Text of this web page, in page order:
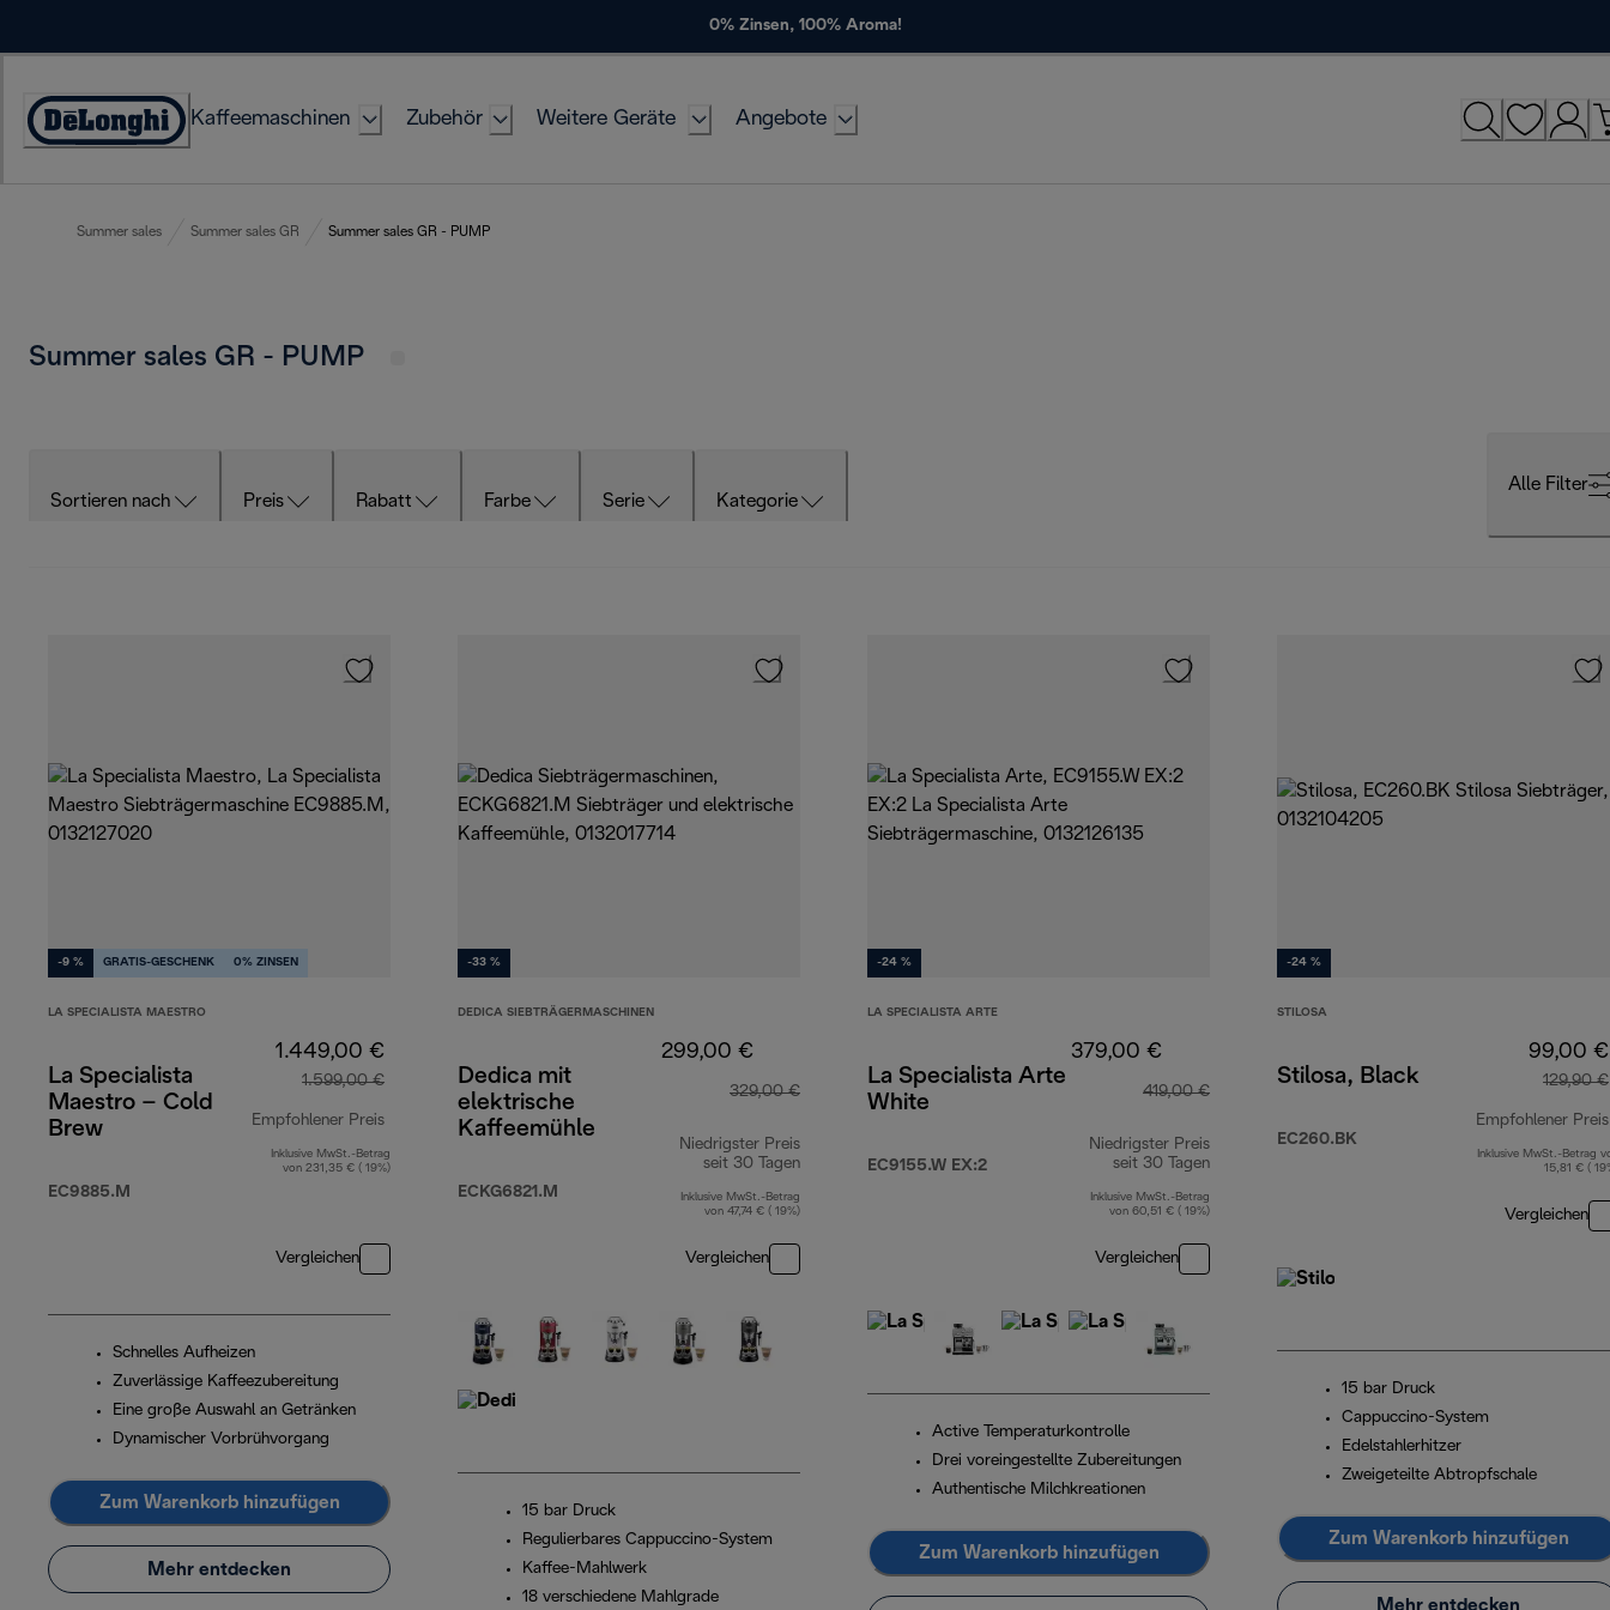
0% Zinsen, 100% Aroma!
Erklärung
Kaffeemaschinen Zubehör Weitere Geräte Angebote
Summer sales Summer sales GR Summer sales GR - PUMP
Summer sales GR - PUMP
Sortieren nach Preis Rabatt Farbe Serie Kategorie
Alle Filter
-9 % GRATIS-GESCHENK 0% ZINSEN
LA SPECIALISTA MAESTRO
La Specialista
Maestro – Cold
Brew
EC9885.M
1.449,00 €
1.599,00 €
Empfohlener Preis
Originalpreis 1.599,00 €
Inklusive MwSt.-Betrag
von 231,35 € ( 19%)
Vergleichen
Schnelles Aufheizen
Zuverlässige Kaffeezubereitung
Eine große Auswahl an Getränken
Dynamischer Vorbrühvorgang
Zum Warenkorb hinzufügen
Mehr entdecken
-33 %
DEDICA SIEBTRÄGERMASCHINEN
Dedica mit
elektrische
Kaffeemühle
ECKG6821.M
299,00 €
329,00 €
Niedrigster Preis
seit 30 Tagen
Inklusive MwSt.-Betrag
von 47,74 € ( 19%)
Vergleichen
15 bar Druck
Regulierbares Cappuccino-System
Kaffee-Mahlwerk
18 verschiedene Mahlgrade
-24 %
LA SPECIALISTA ARTE
La Specialista Arte
White
EC9155.W EX:2
379,00 €
419,00 €
Niedrigster Preis
seit 30 Tagen
Inklusive MwSt.-Betrag
von 60,51 € ( 19%)
Vergleichen
Active Temperaturkontrolle
Drei voreingestellte Zubereitungen
Authentische Milchkreationen
Zum Warenkorb hinzufügen
-24 %
STILOSA
Stilosa, Black
EC260.BK
99,00 €
129,90 €
Empfohlener Preis
Inklusive MwSt.-Betrag
15,81 € (
Vergleichen
15 bar Druck
Cappuccino-System
Edelstahlerhitzer
Zweigeteilte Abtropfschale
Zum Warenkorb hinzufügen
Mehr entdecken